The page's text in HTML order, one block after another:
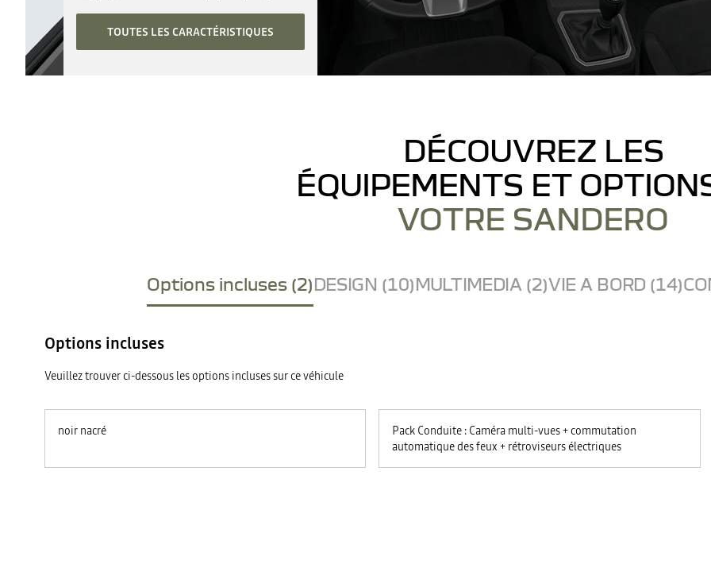
TOUTES LES CARACTÉRISTIQUES
DÉCOUVREZ LES
ÉQUIPEMENTS ET
VOTRE SANDERO
Options incluses (2)DESIGN (10)MULTIMEDIA (2)VIE A BORD (14)
Options incluses
Veuillez trouver ci-dessous les options incluses sur ce véhicule
noir nacré
Pack Conduite : Caméra multi-vues + commutation
automatique des feux + rétroviseurs électriques